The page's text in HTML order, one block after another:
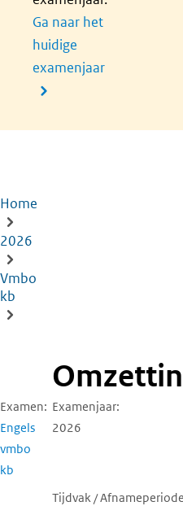
Ga naar het
huidige
examenjaar
Kruimelpad
Home
2026
Vmbo
kb
Examen
Engels
vmbo
kb
Examenjaar
2026
Tijdvak / Afnameperiode